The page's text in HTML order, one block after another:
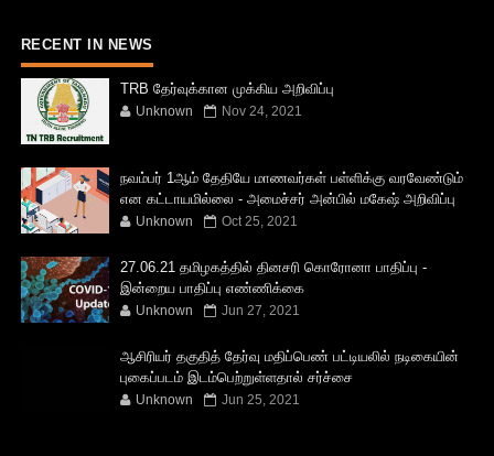
RECENT IN NEWS
TRB தேர்வுக்கான முக்கிய அறிவிப்பு
Unknown Nov 24, 2021
நவம்பர் 1ஆம் தேதியே மாணவர்கள் பள்ளிக்கு வரவேண்டும்
என கட்டாயமில்லை - அமைச்சர் அன்பில் மகேஷ் அறிவிப்பு
Unknown Oct 25, 2021
27.06.21 தமிழகத்தில் தினசரி கொரோனா பாதிப்பு -
இன்றைய பாதிப்பு எண்ணிக்கை
Unknown Jun 27, 2021
ஆசிரியர் தகுதித் தேர்வு மதிப்பெண் பட்டியலில் நடிகையின்
புகைப்படம் இடம்பெற்றுள்ளதால் சர்ச்சை
Unknown Jun 25, 2021